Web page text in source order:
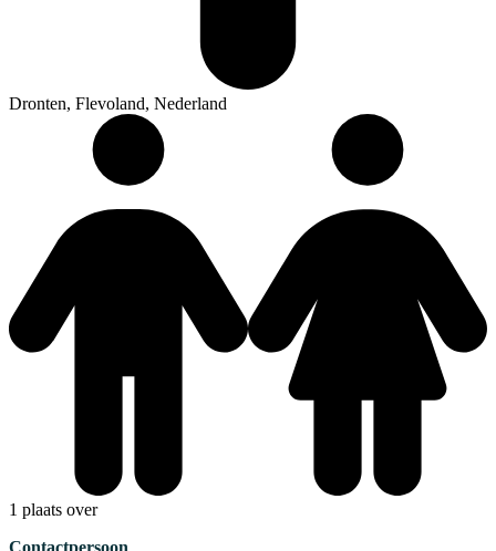
Dronten, Flevoland, Nederland
1 plaats over
Contactpersoon